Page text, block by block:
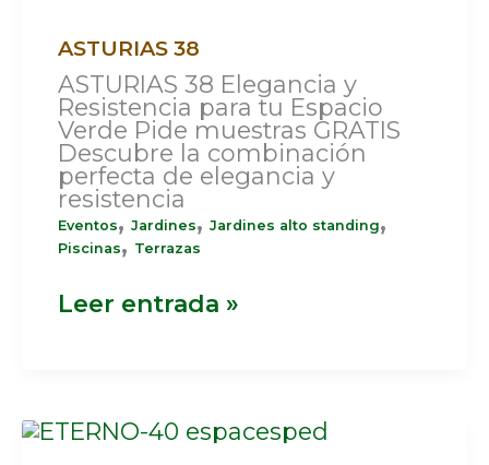
ASTURIAS 38
ASTURIAS 38 Elegancia y
Resistencia para tu Espacio
Verde Pide muestras GRATIS
Descubre la combinación
perfecta de elegancia y
resistencia
Eventos, Jardines, Jardines alto standing,
Piscinas, Terrazas
Leer entrada »
ETERNO